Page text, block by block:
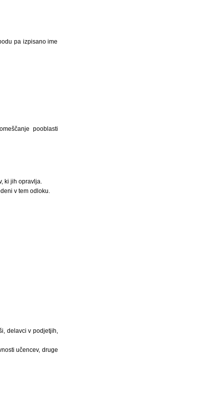
pa izpisano ime
pooblasti
ki jih opravlja.
v tem odloku.
delavci v podjetjih,
učencev, druge